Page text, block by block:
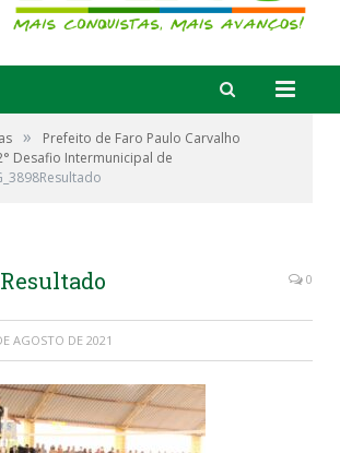
»
Prefeito de Faro Paulo Carvalho
Desafio Intermunicipal de
0
AGOSTO DE 2021